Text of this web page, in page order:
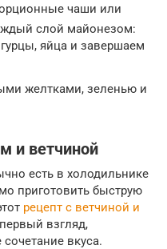
чаши или
слой майонезом:
яйца и завершаем
желтками, зеленью и
и ветчиной
есть в холодильнике
приготовить быструю
рецепт с ветчиной и
взгляд,
вкуса.